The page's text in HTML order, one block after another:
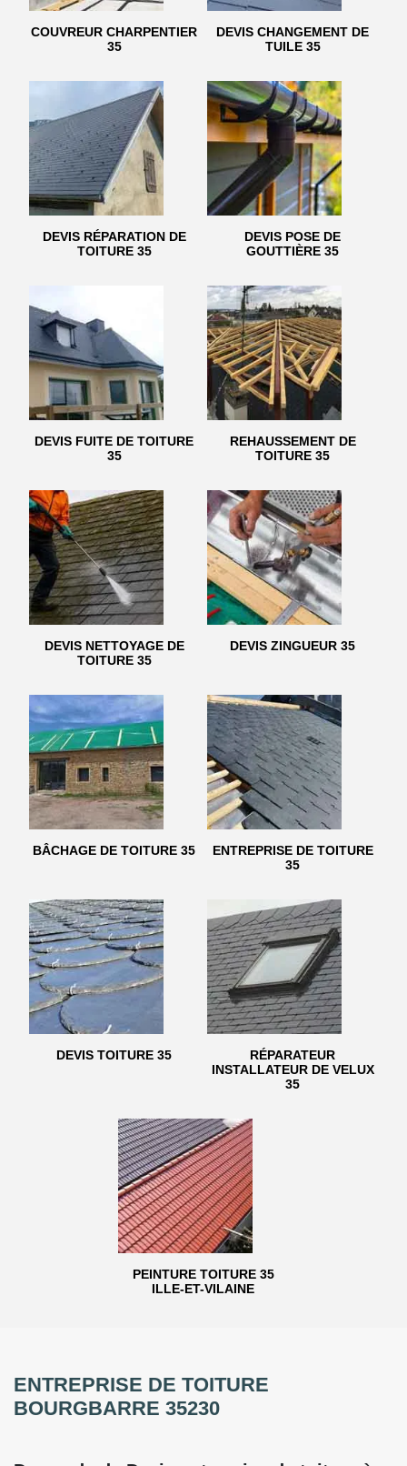
COUVREUR CHARPENTIER
35
DEVIS CHANGEMENT DE
TUILE 35
DEVIS RÉPARATION DE
TOITURE 35
DEVIS POSE DE
GOUTTIÈRE 35
DEVIS FUITE DE TOITURE
35
REHAUSSEMENT DE
TOITURE 35
DEVIS NETTOYAGE DE
TOITURE 35
DEVIS ZINGUEUR 35
BÂCHAGE DE TOITURE 35
ENTREPRISE DE TOITURE
35
DEVIS TOITURE 35
RÉPARATEUR
INSTALLATEUR DE VELUX
35
PEINTURE TOITURE 35
ILLE-ET-VILAINE
ENTREPRISE DE TOITURE
BOURGBARRE 35230